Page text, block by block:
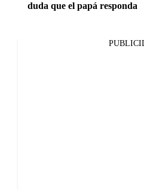
duda que el papá responda